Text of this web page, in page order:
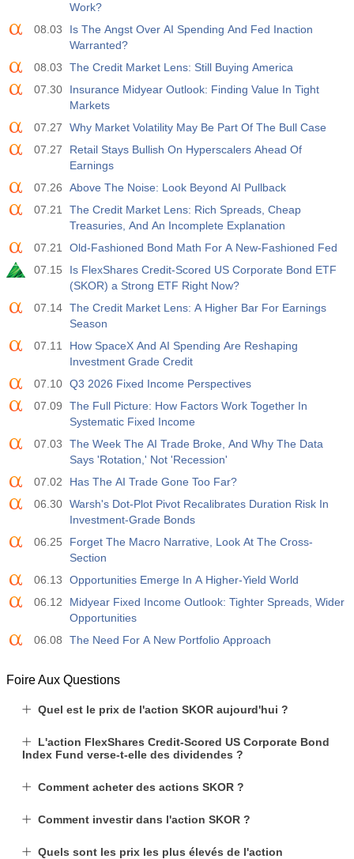
12:30
17:00
USD
Baker Hughes Nombre de plates-formes pétrolières
américaines
Act
Fcst
Prev
451
17:00
USD
Baker Hughes Nombre total de plates-formes aux
États-Unis
Act
Fcst
Prev
588
19:00
Crédit à la consommation de la Réserve Fédérale
m/m
$​11.44 B
$​-0.18 B
19:30
USD
Positions nettes non commerciales de CFTC Gold
182.1 K
Positions nettes non commerciales du pétrole brut
CFTC
Fcst
USD
CFTC S&amp;P 500 Positions nettes non
commerciales
Act
Fcst
Prev
19:30
CFTC Nasdaq 100 Positions nettes non commerciales
4.9 K
Work?
08.03
Is The Angst Over AI Spending And Fed Inaction
Warranted?
08.03
The Credit Market Lens: Still Buying America
07.30
Insurance Midyear Outlook: Finding Value In Tight
Markets
07.27
Why Market Volatility May Be Part Of The Bull Case
07.27
Retail Stays Bullish On Hyperscalers Ahead Of
Earnings
07.26
Above The Noise: Look Beyond AI Pullback
07.21
The Credit Market Lens: Rich Spreads, Cheap
Treasuries, And An Incomplete Explanation
07.21
Old-Fashioned Bond Math For A New-Fashioned Fed
07.15
Is FlexShares Credit-Scored US Corporate Bond ETF
(SKOR) a Strong ETF Right Now?
07.14 The Credit Market Lens: A Higher Bar For Earnings
Season
07.11
How SpaceX And AI Spending Are Reshaping
Investment Grade Credit
07.10 Q3 2026 Fixed Income Perspectives
07.09
The Full Picture: How Factors Work Together In
Systematic Fixed Income
07.03
The Week The AI Trade Broke, And Why The Data
Says 'Rotation,' Not 'Recession'
07.02
Has The AI Trade Gone Too Far?
06.30 Warsh's Dot-Plot Pivot Recalibrates Duration Risk In
Investment-Grade Bonds
06.25
Forget The Macro Narrative, Look At The Cross-
Section
06.13
Opportunities Emerge In A Higher-Yield World
06.12
Midyear Fixed Income Outlook: Tighter Spreads, Wider
Opportunities
06.08
The Need For A New Portfolio Approach
Foire Aux Questions
Quel est le prix de l'action SKOR aujourd'hui ?
L'action FlexShares Credit-Scored US Corporate Bond
Index Fund verse-t-elle des dividendes ?
Comment acheter des actions SKOR ?
Comment investir dans l'action SKOR ?
Quels sont les prix les plus élevés de l'action